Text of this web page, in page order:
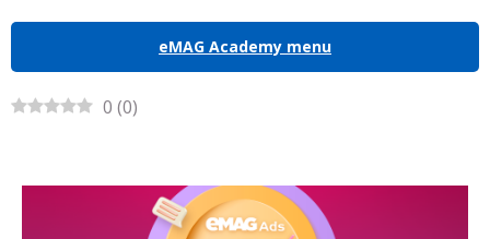
eMAG Academy menu
0 (0)